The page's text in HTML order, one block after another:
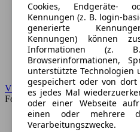
VW
Forum
Cookies, Endgeräte-
Kennungen (z. B. login-
generierte
Kennungen) können
Informationen (z.
Browserinformationen,
unterstützte Technologien
gespeichert oder von
es jedes Mal
oder einer Webseite
einen oder mehrere
Verarbeitungszwecke.